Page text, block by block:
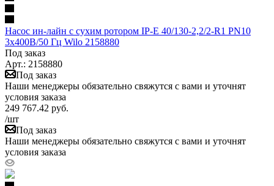
Насос ин-лайн с сухим ротором IP-E 40/130-2,2/2-R1 PN10
3х400В/50 Гц Wilo 2158880
Под заказ
Арт.: 2158880
Под заказ
Наши менеджеры обязательно свяжутся с вами и уточнят
условия заказа
249 767.42 руб.
/шт
Под заказ
Наши менеджеры обязательно свяжутся с вами и уточнят
условия заказа